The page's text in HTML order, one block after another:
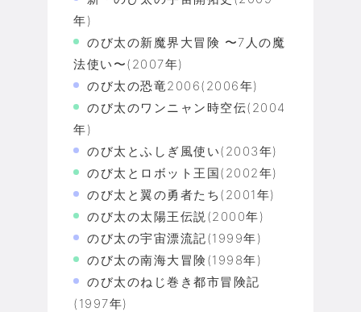
年)
のび太の新魔界大冒険 〜7人の魔
法使い〜(2007年)
のび太の恐竜2006(2006年)
のび太のワンニャン時空伝(2004
年)
のび太とふしぎ風使い(2003年)
のび太とロボット王国(2002年)
のび太と翼の勇者たち(2001年)
のび太の太陽王伝説(2000年)
のび太の宇宙漂流記(1999年)
のび太の南海大冒険(1998年)
のび太のねじ巻き都市冒険記
(1997年)